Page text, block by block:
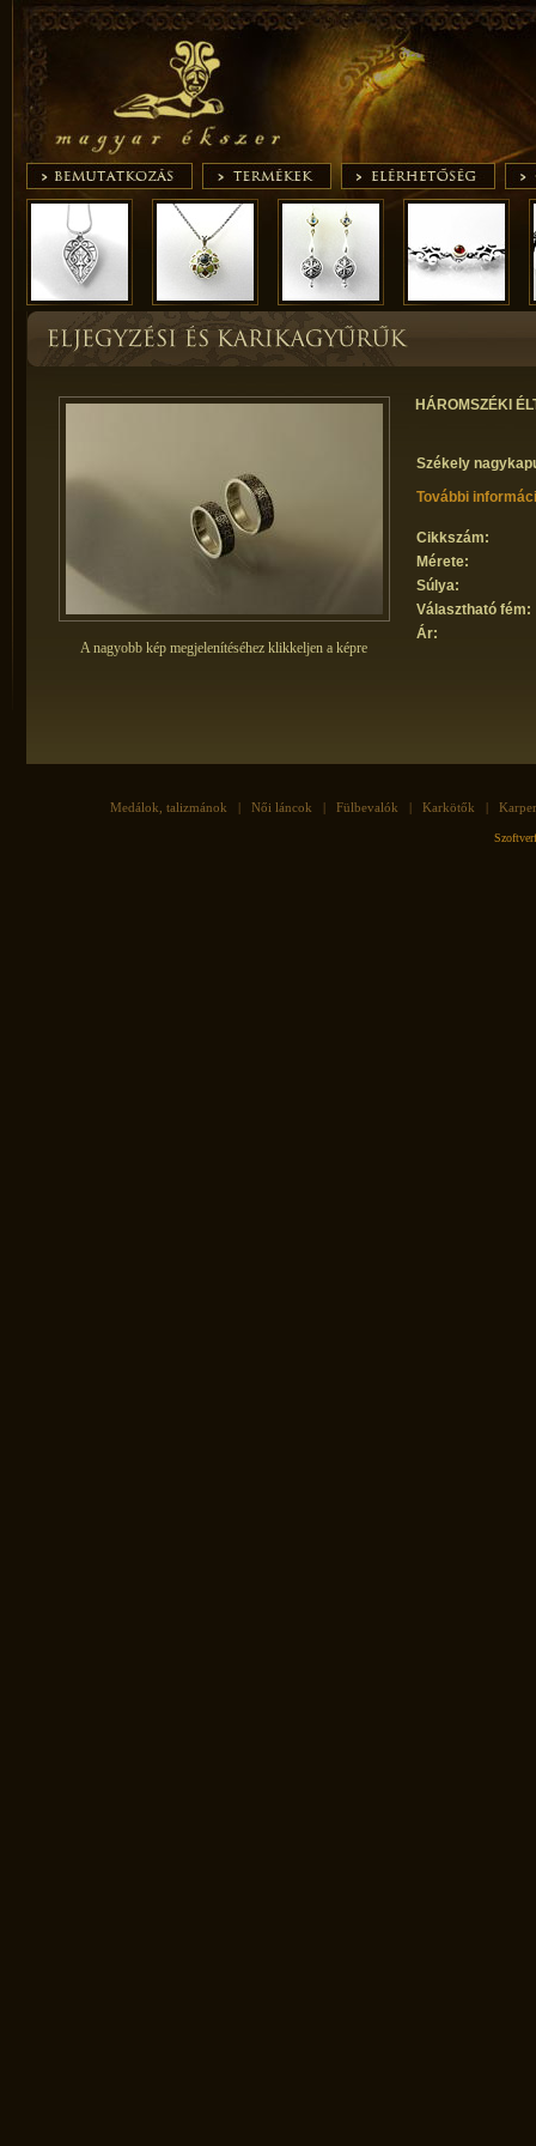
A nagyobb kép megjelenítéséhez klikkeljen a képre
HÁROMSZÉKI
Székely
További
Cikkszám:
Mérete:
Súlya:
Választható fém:
Ár:
Medálok, talizmánok | Női láncok | Fülbevalók | Karkötők |